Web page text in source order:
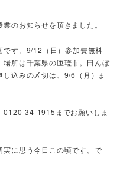
のお知らせを頂きました。
す。9/12（日）参加費無料
所は千葉県の匝瑳市。田んぼ
込みの〆切は、9/6（月）ま
0120-34-1915までお願いしま
に思う今日この頃です。で